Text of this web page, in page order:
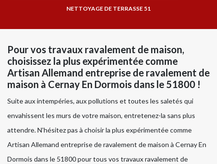
NETTOYAGE DE TERRASSE 51
Pour vos travaux ravalement de maison,
choisissez la plus expérimentée comme
Artisan Allemand entreprise de ravalement de
maison à Cernay En Dormois dans le 51800 !
Suite aux intempéries, aux pollutions et toutes les saletés qui
envahissent les murs de votre maison, entretenez-la sans plus
attendre. N’hésitez pas à choisir la plus expérimentée comme
Artisan Allemand entreprise de ravalement de maison à Cernay En
Dormois dans le 51800 pour tous vos travaux ravalement de